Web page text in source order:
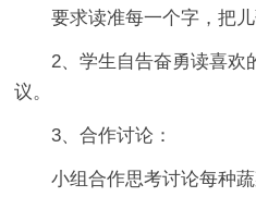
要求读准每一个字，把
2、学生自告奋勇读喜欢
议。
3、合作讨论：
小组合作思考讨论每种